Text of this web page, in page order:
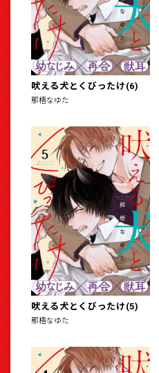
吠える犬とくびったけ(6)
那梧なゆた
吠える犬とくびったけ(5)
那梧なゆた